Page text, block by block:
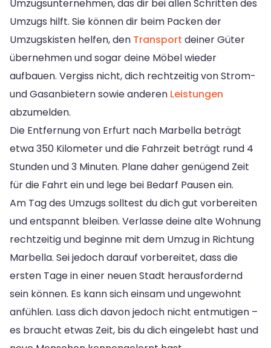
Umzugsunternehmen, das dir bei allen Schritten des
Umzugs hilft. Sie können dir beim Packen der
Umzugskisten helfen, den Transport deiner Güter
übernehmen und sogar deine Möbel wieder
aufbauen. Vergiss nicht, dich rechtzeitig von Strom-
und Gasanbietern sowie anderen Leistungen
abzumelden.
Die Entfernung von Erfurt nach Marbella beträgt
etwa 350 Kilometer und die Fahrzeit beträgt rund 4
Stunden und 3 Minuten. Plane daher genügend Zeit
für die Fahrt ein und lege bei Bedarf Pausen ein.
Am Tag des Umzugs solltest du dich gut vorbereiten
und entspannt bleiben. Verlasse deine alte Wohnung
rechtzeitig und beginne mit dem Umzug in Richtung
Marbella. Sei jedoch darauf vorbereitet, dass die
ersten Tage in einer neuen Stadt herausfordernd
sein können. Es kann sich einsam und ungewohnt
anfühlen. Lass dich davon jedoch nicht entmutigen –
es braucht etwas Zeit, bis du dich eingelebt hast und